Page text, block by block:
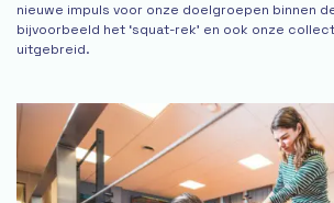
nieuwe impuls voor onze doelgroepen binnen
bijvoorbeeld het ‘squat-rek’ en ook onze
uitgebreid.